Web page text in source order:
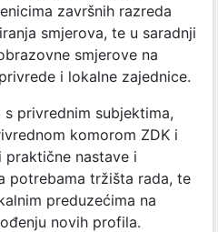
završnih razreda
smjerova, te u saradnji
smjerove na
i lokalne zajednice.
privrednim subjektima,
komorom ZDK i
nastave i
potrebama tržišta rada, te
preduzećima na
novih profila.